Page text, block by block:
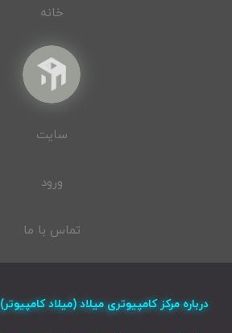
خانه
سایت
ورود
تماس با ما
درباره مرکز کامپیوتری میلاد (میلاد کامپیوتر)